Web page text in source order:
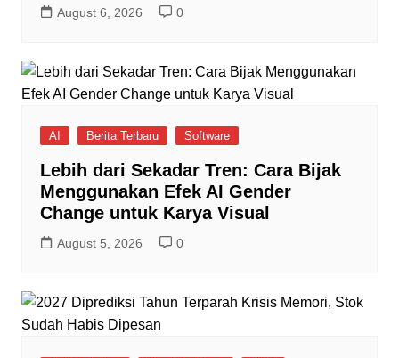
August 6, 2026 0
AI Berita Terbaru Software
Lebih dari Sekadar Tren: Cara Bijak
Menggunakan Efek AI Gender
Change untuk Karya Visual
August 5, 2026 0